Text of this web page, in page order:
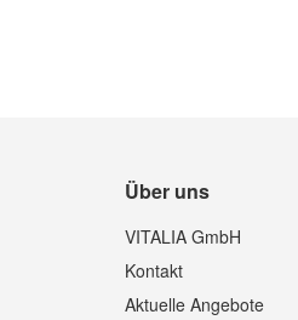
Über uns
VITALIA GmbH
Kontakt
Aktuelle Angebote